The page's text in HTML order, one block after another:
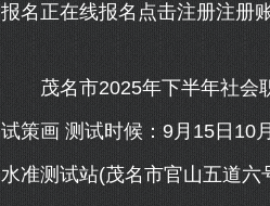
报名正在线报名点击注册注册
茂名市2025年下半年社会职
试策画 测试时候：9月15日10
水准测试站(茂名市官山五道